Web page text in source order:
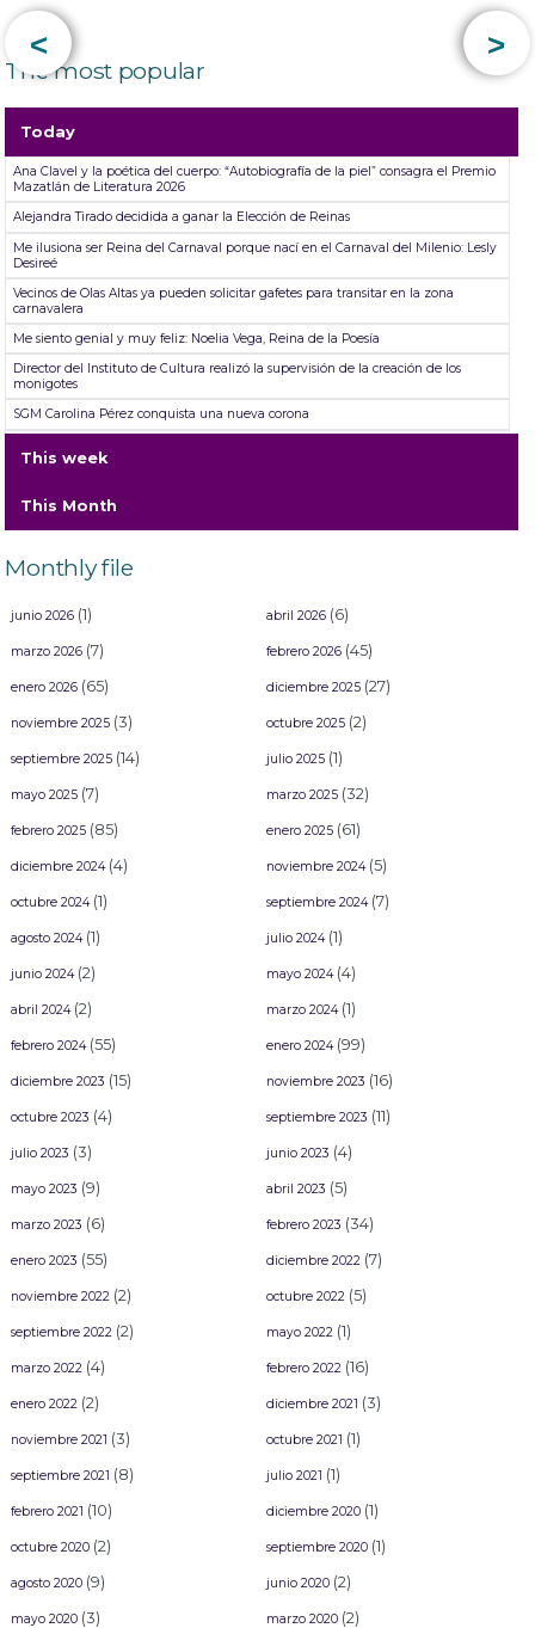
< >
The most popular
Today
Ana Clavel y la poética del cuerpo: “Autobiografía de la piel” consagra el Premio
Mazatlán de Literatura 2026
Alejandra Tirado decidida a ganar la Elección de Reinas
Me ilusiona ser Reina del Carnaval porque nací en el Carnaval del Milenio: Lesly
Desireé
Vecinos de Olas Altas ya pueden solicitar gafetes para transitar en la zona
carnavalera
Me siento genial y muy feliz: Noelia Vega, Reina de la Poesía
Director del Instituto de Cultura realizó la supervisión de la creación de los
monigotes
SGM Carolina Pérez conquista una nueva corona
de Jorge Medina, Josi Cuen y Grupo Firme
Un éxito total en el Malecón
This week
This Month
Monthly file
junio 2026(1) abril 2026(6)
marzo 2026(7) febrero 2026(45)
enero 2026(65) diciembre 2025(27)
noviembre 2025(3) octubre 2025(2)
septiembre 2025(14) julio 2025(1)
mayo 2025(7) marzo 2025(32)
febrero 2025(85) enero 2025(61)
diciembre 2024(4) noviembre 2024(5)
octubre 2024(1) septiembre 2024(7)
agosto 2024(1) julio 2024(1)
junio 2024(2) mayo 2024(4)
abril 2024(2) marzo 2024(1)
febrero 2024(55) enero 2024(99)
diciembre 2023 (15) noviembre 2023 (16)
octubre 2023 (4) septiembre 2023 (11)
julio 2023 (3) junio 2023 (4)
mayo 2023 (9) abril 2023 (5)
marzo 2023 (6) febrero 2023 (34)
enero 2023 (55) diciembre 2022 (7)
noviembre 2022 (2) octubre 2022 (5)
septiembre 2022 (2) mayo 2022 (1)
marzo 2022 (4) febrero 2022 (16)
enero 2022 (2) diciembre 2021 (3)
noviembre 2021 (3) octubre 2021 (1)
septiembre 2021 (8) julio 2021 (1)
febrero 2021 (10) diciembre 2020(1)
octubre 2020(2) septiembre 2020(1)
agosto 2020(9) junio 2020(2)
mayo 2020(3) marzo 2020(2)